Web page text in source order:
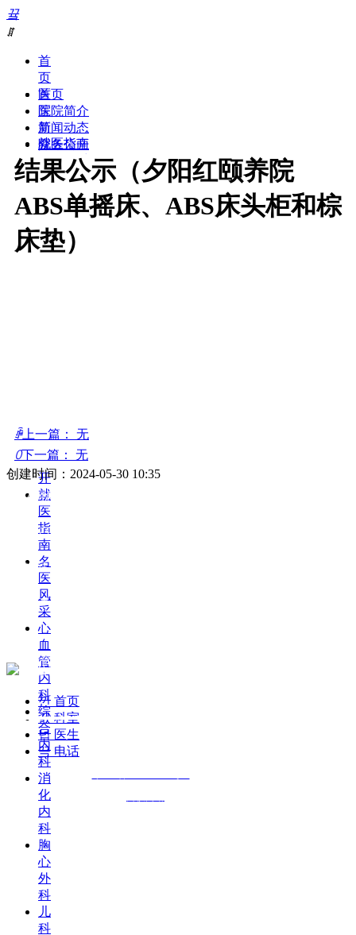
끀
ꁲ
首
页
医
院
简
介
医
院
化
医
院
院
务
公
开
就
医
指
南
名
医
风
采
心
血
管
内
科
综
合
内
科
消
化
内
科
胸
心
外
科
儿
科
首页
医院简介
新闻动态
院务公开
就医指南
名医风采
专科介绍
联系我们
结果公示（夕阳红颐养院
ABS单摇床、ABS床头柜和棕
床垫）
ꄴ上一篇：
无
ꄲ下一篇：
无
创建时间： 2024-05-30 10:35
24小时急救电话：2927979、2950120、3360555
24小时服务电话：2957248、3360500
反馈电话：0372-3360502 健康体检热线：3360600
院址：市东风路北段363号（乘2路、8路、63路、56
路、33路、22路公交车三医院站下车即到）
院长信箱：aysdsrmyyyzxx@163.com
版权所有 © 安阳市第三人民医院
豫公网安备 41050302000162号
낀 首页
뀴 科室
넙 医生
끅 电话